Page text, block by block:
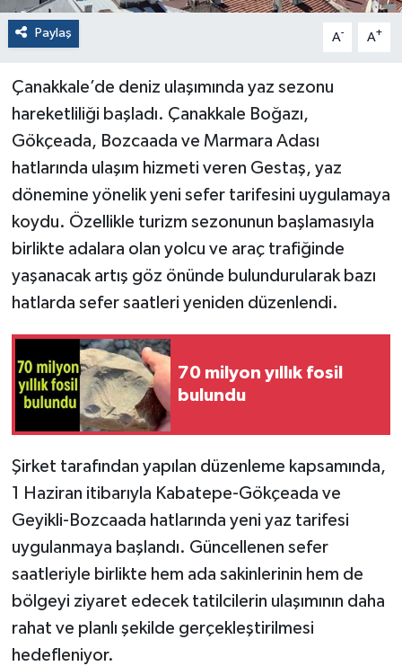
Paylaş A- A+
Çanakkale’de deniz ulaşımında yaz sezonu
hareketliliği başladı. Çanakkale Boğazı,
Gökçeada, Bozcaada ve Marmara Adası
hatlarında ulaşım hizmeti veren Gestaş, yaz
dönemine yönelik yeni sefer tarifesini uygulamaya
koydu. Özellikle turizm sezonunun başlamasıyla
birlikte adalara olan yolcu ve araç trafiğinde
yaşanacak artış göz önünde bulundurularak bazı
hatlarda sefer saatleri yeniden düzenlendi.
70 milyon yıllık fosil
bulundu
Şirket tarafından yapılan düzenleme kapsamında,
1 Haziran itibarıyla Kabatepe-Gökçeada ve
Geyikli-Bozcaada hatlarında yeni yaz tarifesi
uygulanmaya başlandı. Güncellenen sefer
saatleriyle birlikte hem ada sakinlerinin hem de
bölgeyi ziyaret edecek tatilcilerin ulaşımının daha
rahat ve planlı şekilde gerçekleştirilmesi
hedefleniyor.